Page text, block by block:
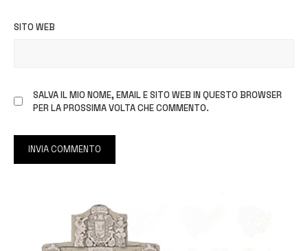
SITO WEB
SALVA IL MIO NOME, EMAIL E SITO WEB IN QUESTO BROWSER
PER LA PROSSIMA VOLTA CHE COMMENTO.